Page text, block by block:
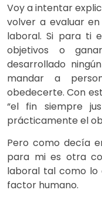
Voy a intentar
volver a evaluar
laboral. Si para ti
objetivos o
desarrollado
mandar a
obedecerte. Con
“el fin siempre
prácticamente el
Pero como decía
para mi es otra
laboral tal como lo
factor humano.